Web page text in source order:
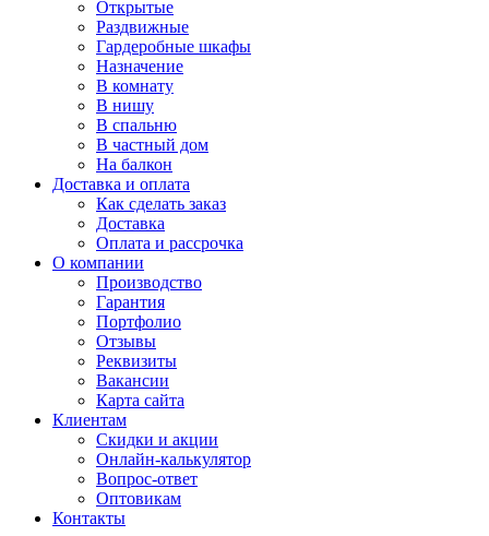
Открытые
Раздвижные
Гардеробные шкафы
Назначение
В комнату
В нишу
В спальню
В частный дом
На балкон
Доставка и оплата
Как сделать заказ
Доставка
Оплата и рассрочка
О компании
Производство
Гарантия
Портфолио
Отзывы
Реквизиты
Вакансии
Карта сайта
Клиентам
Скидки и акции
Онлайн-калькулятор
Вопрос-ответ
Оптовикам
Контакты